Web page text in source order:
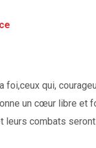
foi,ceux qui,
un cœur libre et
leurs combats